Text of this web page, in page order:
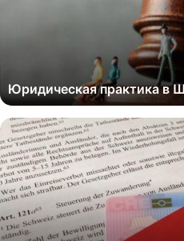
Юридическая практика в